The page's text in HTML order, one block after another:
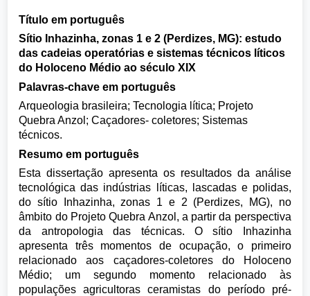
Título em português
Sítio Inhazinha, zonas 1 e 2 (Perdizes, MG): estudo
das cadeias operatórias e sistemas técnicos líticos
do Holoceno Médio ao século XIX
Palavras-chave em português
Arqueologia brasileira; Tecnologia lítica; Projeto
Quebra Anzol; Caçadores- coletores; Sistemas
técnicos.
Resumo em português
Esta dissertação apresenta os resultados da análise
tecnológica das indústrias líticas, lascadas e polidas,
do sítio Inhazinha, zonas 1 e 2 (Perdizes, MG), no
âmbito do Projeto Quebra Anzol, a partir da perspectiva
da antropologia das técnicas. O sítio Inhazinha
apresenta três momentos de ocupação, o primeiro
relacionado aos caçadores-coletores do Holoceno
Médio; um segundo momento relacionado às
populações agricultoras ceramistas do período pré-